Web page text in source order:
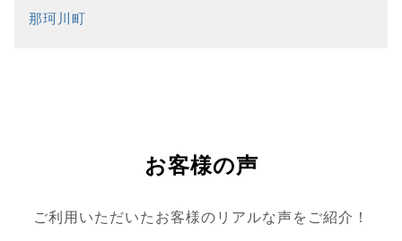
那珂川町
お客様の声
ご利用いただいたお客様のリアルな声をご紹介！